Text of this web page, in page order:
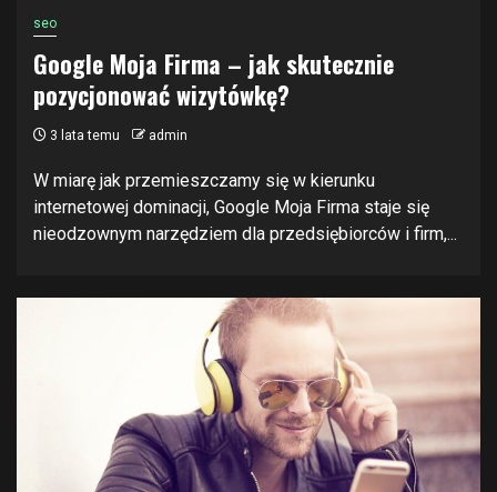
seo
Google Moja Firma – jak skutecznie
pozycjonować wizytówkę?
3 lata temu admin
W miarę jak przemieszczamy się w kierunku
internetowej dominacji, Google Moja Firma staje się
nieodzownym narzędziem dla przedsiębiorców i firm,...